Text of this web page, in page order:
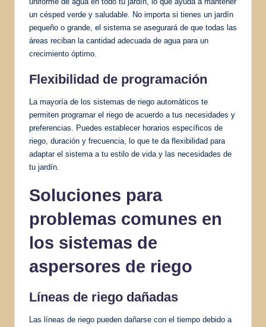
un césped verde y saludable. No importa si tienes un jardín
pequeño o grande, el sistema se asegurará de que todas las
áreas reciban la cantidad adecuada de agua para un
crecimiento óptimo.
Flexibilidad de programación
La mayoría de los sistemas de riego automáticos te
permiten programar el riego de acuerdo a tus necesidades y
preferencias. Puedes establecer horarios específicos de
riego, duración y frecuencia, lo que te da flexibilidad para
adaptar el sistema a tu estilo de vida y las necesidades de
tu jardín.
Soluciones para
problemas comunes en
los sistemas de
aspersores de riego
Líneas de riego dañadas
Las líneas de riego pueden dañarse con el tiempo debido a